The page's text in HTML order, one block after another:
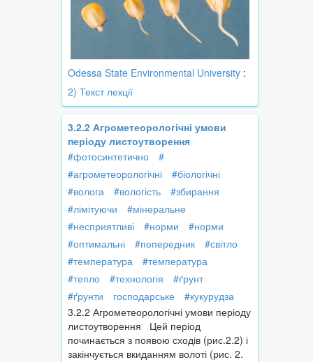
Odessa State Environmental University :
2) Текст лекції
3.2.2 Агрометеорологічні умови
періоду листоутворення
#фотосинтетично
#
#агрометеорологічні
#біологічні
#волога
#вологість
#збирання
#лімітуючи
#мінеральне
#несприятливі
#норми
#норми
#оптимальні
#попередник
#світло
#температура
#температура
#тепло
#технологія
#ґрунт
#ґрунти
господарське
#кукурудза
3.2.2 Агрометеорологічні умови періоду
листоутворення Цей період
починається з появою сходів (рис.2.2) і
закінчується вкиданням волоті (рис. 2.